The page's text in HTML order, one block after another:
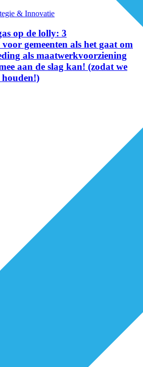
& Innovatie
op de lolly: 3
gemeenten als het gaat om
als maatwerkvoorziening
aan de slag kan! (zodat we